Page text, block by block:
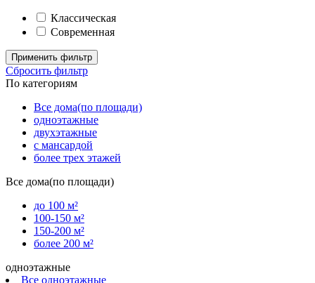
Классическая
Современная
Применить фильтр
Сбросить фильтр
По категориям
Все дома(по площади)
одноэтажные
двухэтажные
с мансардой
более трех этажей
Все дома(по площади)
до 100 м²
100-150 м²
150-200 м²
более 200 м²
одноэтажные
Все одноэтажные